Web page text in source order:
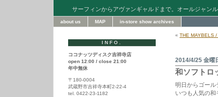
サーフィンからアヴァンギャルドまで。オールジャン
about us MAP in-store show archives
« THE MAYBELS
2014/4/25 金曜
和ソフトロ
明日からゴール
いつも人気の
INFO.
ココナッツディスク吉祥寺店
open 12:00 / close 21:00
年中無休
〒180-0004
武蔵野市吉祥寺本町2-22-4
tel. 0422-23-1182